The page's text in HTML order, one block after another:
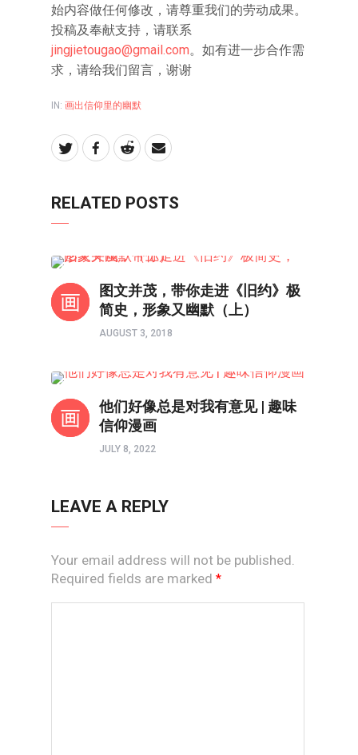
始内容做任何修改，请尊重我们的劳动成果。
投稿及奉献支持，请联系
jingjietougao@gmail.com。如有进一步合作需
求，请给我们留言，谢谢
IN: 画出信仰里的幽默
RELATED POSTS
图文并茂，带你走进《旧约》极
简史，形象又幽默（上）
AUGUST 3, 2018
他们好像总是对我有意见 | 趣味
信仰漫画
JULY 8, 2022
LEAVE A REPLY
Your email address will not be published.
Required fields are marked *